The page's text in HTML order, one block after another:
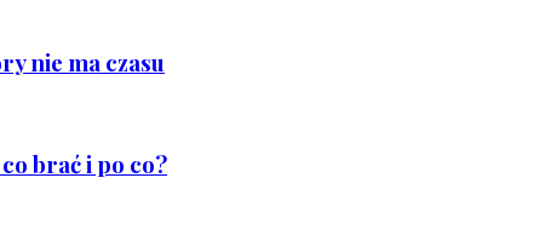
nie ma czasu
brać i po co?